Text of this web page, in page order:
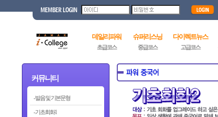
데일리파워
초급코스
슈퍼리스닝
중급코스
다이렉트뉴스
고급코스
커뮤니티
발음 및 기본문형
기초회화1